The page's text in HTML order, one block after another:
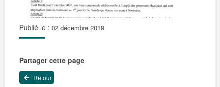
Publié le : 02 décembre 2019
Partager cette page
Retour